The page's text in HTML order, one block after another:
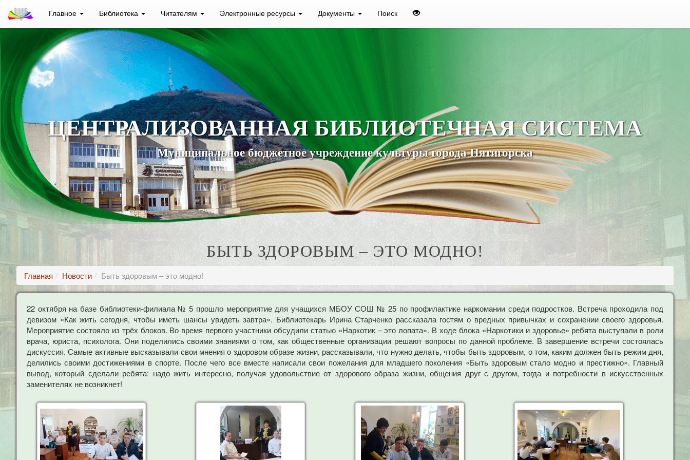
Главное Библиотека Читателям Электронные ресурсы Документы Поиск
ЦЕНТРАЛИЗОВАННАЯ БИБЛИОТЕЧНАЯ СИСТЕМА
Муниципальное бюджетное учреждение культуры города Пятигорска
БЫТЬ ЗДОРОВЫМ – ЭТО МОДНО!
Главная Новости Быть здоровым – это модно!
22 октября на базе библиотеки-филиала № 5 прошло мероприятие для учащихся МБОУ СОШ № 25 по профилактике наркомании среди подростков. Встреча проходила под
девизом «Как жить сегодня, чтобы иметь шансы увидеть завтра». Библиотекарь Ирина Старченко рассказала гостям о вредных привычках и сохранении своего здоровья.
Мероприятие состояло из трёх блоков. Во время первого участники обсудили статью «Наркотик – это лопата». В ходе блока «Наркотики и здоровье» ребята выступали в роли
врача, юриста, психолога. Они поделились своими знаниями о том, как общественные организации решают вопросы по данной проблеме. В завершение встречи состоялась
дискуссия. Самые активные высказывали свои мнения о здоровом образе жизни, рассказывали, что нужно делать, чтобы быть здоровым, о том, каким должен быть режим дня,
делились своими достижениями в спорте. После чего все вместе написали свои пожелания для младшего поколения «Быть здоровым стало модно и престижно». Главный
вывод, который сделали ребята: надо жить интересно, получая удовольствие от здорового образа жизни, общения друг с другом, тогда и потребности в искусственных
заменителях не возникнет!